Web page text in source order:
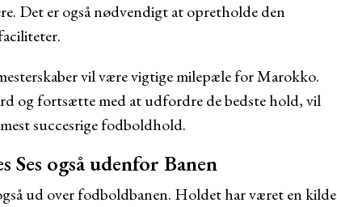
Det er også nødvendigt at opretholde den
vil være vigtige milepæle for Marokko.
og fortsætte med at udfordre de bedste hold, vil
succesrige fodboldhold.
også udenfor Banen
ud over fodboldbanen. Holdet har været en kilde